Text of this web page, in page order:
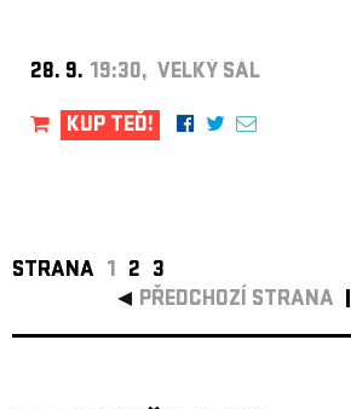
28. 9. 19:30, VELKÝ SÁL
KUP TEĎ!
STRANA 1 2 3
PŘEDCHOZÍ STRANA